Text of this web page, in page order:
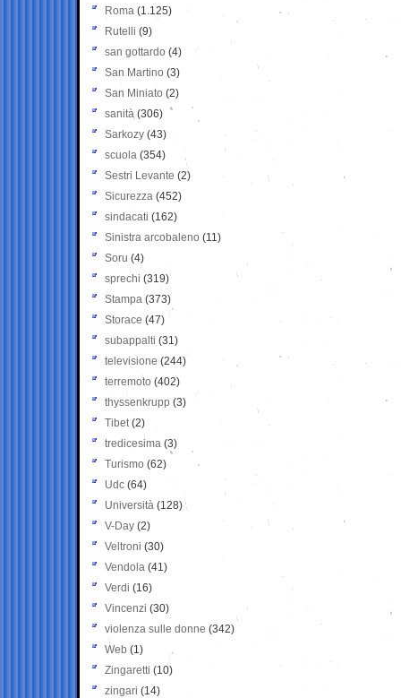
Roma (1.125)
Rutelli (9)
san gottardo (4)
San Martino (3)
San Miniato (2)
sanità (306)
Sarkozy (43)
scuola (354)
Sestri Levante (2)
Sicurezza (452)
sindacati (162)
Sinistra arcobaleno (11)
Soru (4)
sprechi (319)
Stampa (373)
Storace (47)
subappalti (31)
televisione(244)
terremoto (402)
thyssenkrupp (3)
Tibet(2)
tredicesima (3)
Turismo (62)
Udc (64)
Università (128)
V-Day (2)
Veltroni (30)
Vendola (41)
Verdi (16)
Vincenzi (30)
violenza sulle donne (342)
Web (1)
Zingaretti (10)
zingari (14)